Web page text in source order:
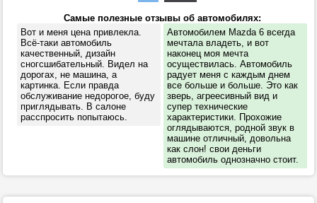
Самые полезные отзывы об автомобилях:
Вот и меня цена привлекла.
Всё-таки автомобиль
качественный, дизайн
сногсшибательный. Видел на
дорогах, не машина, а
картинка. Если правда
обслуживание недорогое, буду
приглядывать. В салоне
расспросить попытаюсь.
Автомобилем Mazda 6 всегда
мечтала владеть, и вот
наконец моя мечта
осуществилась. Автомобиль
радует меня с каждым днем
все больше и больше. Это как
зверь, агреесивный вид и
супер технические
характеристики. Прохожие
оглядываются, родной звук в
машине отличный, довольна
как слон! свои деньги
автомобиль однозначно стоит.